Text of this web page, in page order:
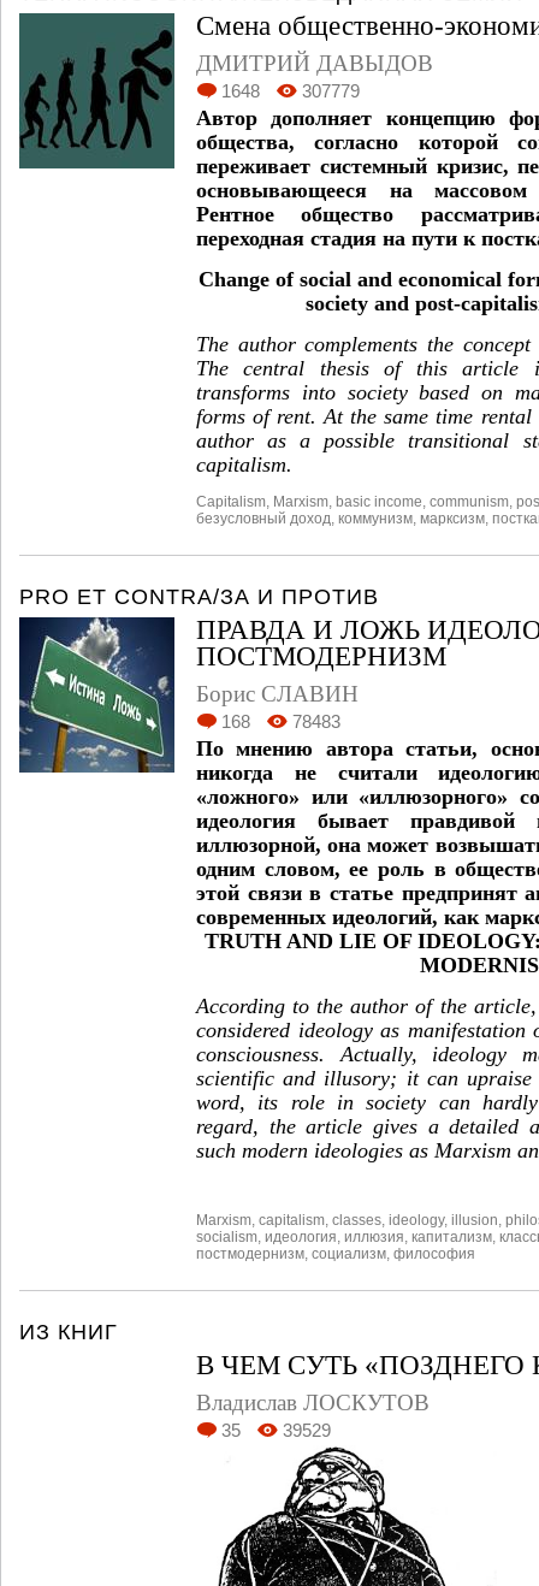
Смена общественно-
ДМИТРИЙ ДАВЫДОВ
1648 307779
Автор дополняет концепцию
общества, согласно которой
переживает системный кризис,
основывающееся на массовом
Рентное общество
переходная стадия на пути к
Change of social and economical
society and post-
The author complements the
The central thesis of this article
transforms into society based on
forms of rent. At the same time
author as a possible transitional
capitalism.
Capitalism Marxism basic income communism
безусловный доход коммунизм марксизм
PRO ET CONTRA/ЗА И ПРОТИВ
ПРАВДА И ЛОЖЬ
ПОСТМОДЕРНИЗМ
Борис СЛАВИН
168 78483
По мнению автора статьи,
никогда не считали
«ложного» или «иллюзорного»
идеология бывает
иллюзорной, она может
одним словом, ее роль в
этой связи в статье предпринят
современных идеологий, как
TRUTH AND LIE OF
According to the author of the
considered ideology as
consciousness. Actually, ideology
scientific and illusory; it can
word, its role in society can
regard, the article gives a detailed
such modern ideologies as Marxism
Marxism capitalism classes ideology, illusion
socialism идеология иллюзия капитализм
постмодернизм социализм философия
ИЗ КНИГ
В ЧЕМ СУТЬ
Владислав ЛОСКУТОВ
35 39529